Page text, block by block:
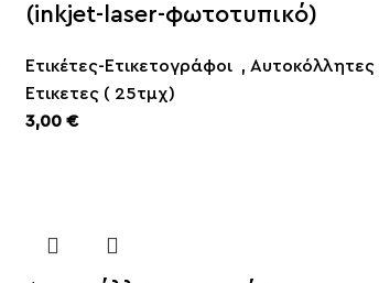
(inkjet-laser-φωτοτυπικό)
Ετικέτες-Ετικετογράφοι , Αυτοκόλλητες
Ετικετες ( 25τμχ)
3,00 €